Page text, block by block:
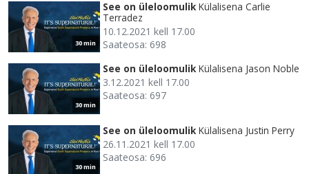
30 min
See on üleloomulik Külalisena Carlie
Terradez
10.12.2021 kell 17.00
Saateosa: 698
30 min
See on üleloomulik Külalisena Jason Noble
3.12.2021 kell 17.00
Saateosa: 697
30 min
See on üleloomulik Külalisena Justin Perry
26.11.2021 kell 17.00
Saateosa: 696